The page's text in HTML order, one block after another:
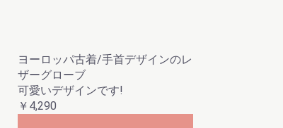
ヨーロッパ古着/手首デザインのレ
ザーグローブ
可愛いデザインです!
￥4,290